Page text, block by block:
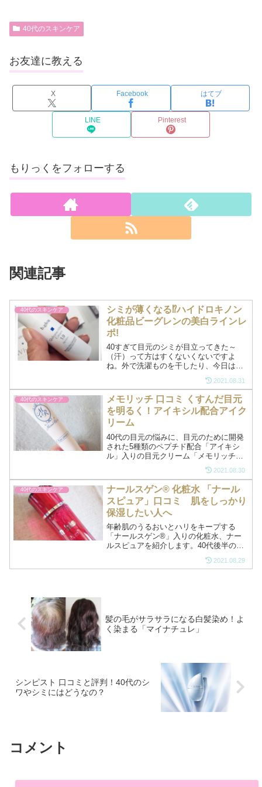
40代のスキンケア
お友達に教える
X Facebook はてブ
LINE Pinterest
もりっくをフォローする
関連記事
40代のスキンケア
シミが薄くなる⁉ハイドロキノン
化粧品ビーグレンの美白ラインレ
ポ!
40すぎて目元のシミが目立ってきた～
（汗）って方はすくないくないですよ
ね。外で洗濯ものを干したり、今日はノ
ーメークでいいかな～なんて、そんなさ
さいな毎日の生活の中で浴びてる紫外線
がつもりに積もってシミになってしまう
んですね・・・私もそのひと...
2021.08.31
40代のスキンケア
メモリッチ 口コミ くすんだ目元
を明るく！アイキシル配合アイク
リーム
40代の目元の悩みに、目元のために開発
された5種類のペプチド配合「アイキシ
ル」入りの目元クリーム「メモリッチ」
を紹介します。老け顔の元となる暗い目
元を元気にしてくれるアイクリームで
す。メモリッチの効果を引き出す「アイ
キシル」40代になると目...
2021.08.30
40代のスキンケア
ナールスゲン® 化粧水 「ナール
スピュア」口コミ 肌をしっかり
保湿したい人へ
年齢肌のうるおいとハリをキープする
「ナールスゲン®」入りの化粧水、ナー
ルスピュアを紹介します。40代後半の肌
に毎日使ってみたところ、しっかり保湿
されて肌の調子がいいです。プチプラで
2021.08.29
髪の毛がサラサラになる白髪染め！よ
く染まる「マイナチュレ」
シンピスト 口コミと評判！40代のシ
ワやシミにはどうなの？
コメント